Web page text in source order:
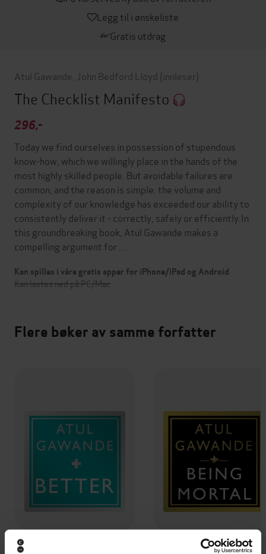
Legg til i ønskeliste
Gratis utdrag
Atul Gawande John Bedford Lloyd (innleser)
The Checklist Manifesto
296,-
Today we find ourselves in possession of stupendous
know-how, which we willingly place in the hands of the
most highly skilled people. But avoidable failures are
common, and the reason is simple: the volume and
complexity of our knowledge has exceeded our ability to
consistently deliver it - correctly, safely or efficiently.In
this groundbreaking book, Atul Gawande makes a
compelling argument for…
Kan spilles i våre gratis apper for iPhone/iPad og Android
Kan lastes ned på PC/Mac
Flere bøker av samme forfatter
296,-